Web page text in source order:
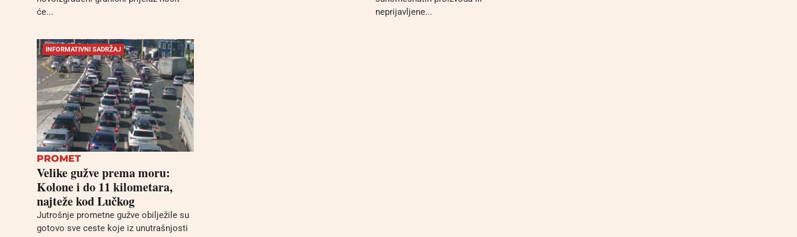
će...
neprijavljene...
INFORMATIVNI SADRŽAJ
PROMET
Velike gužve prema moru:
Kolone i do 11 kilometara,
najteže kod Lučkog
Jutrošnje prometne gužve obilježile su
gotovo sve ceste koje iz unutrašnjosti